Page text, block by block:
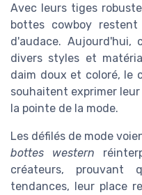
Avec leurs tiges
bottes cowboy
d'audace. Aujourd'hui,
divers styles et
daim doux et coloré, le
souhaitent exprimer
la pointe de la mode.
Les défilés de mode
bottes western
créateurs, prouvant
tendances, leur place